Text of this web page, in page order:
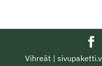
Vihreät |